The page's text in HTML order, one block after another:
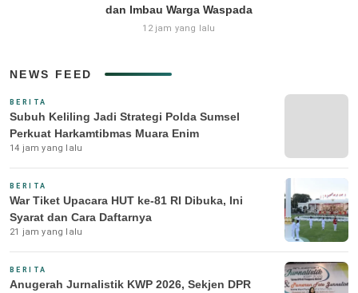
dan Imbau Warga Waspada
12 jam yang lalu
NEWS FEED
BERITA
Subuh Keliling Jadi Strategi Polda Sumsel
Perkuat Harkamtibmas Muara Enim
14 jam yang lalu
BERITA
War Tiket Upacara HUT ke-81 RI Dibuka, Ini
Syarat dan Cara Daftarnya
21 jam yang lalu
BERITA
Anugerah Jurnalistik KWP 2026, Sekjen DPR